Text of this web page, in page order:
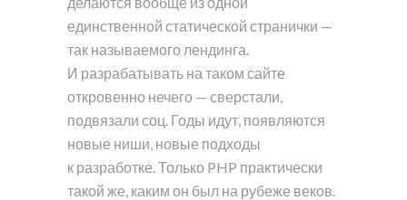
единственной статической странички —
так называемого лендинга.
И разрабатывать на таком сайте
откровенно нечего — сверстали,
подвязали соц. Годы идут, появляются
новые ниши, новые подходы
к разработке. Только PHP практически
такой же, каким он был на рубеже веков.